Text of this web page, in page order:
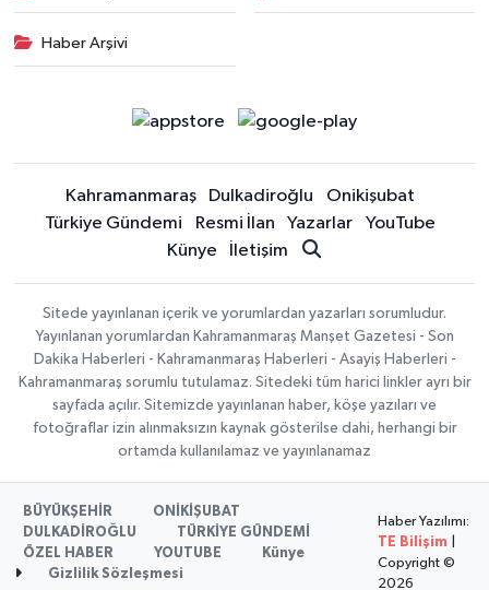
Haber Arşivi
Kahramanmaraş Dulkadiroğlu
Onikişubat
Türkiye Gündemi
Resmi İlan Yazarlar
YouTube
Künye
İletişim
Sitede yayınlanan içerik ve yorumlardan yazarları sorumludur.
Yayınlanan yorumlardan Kahramanmaraş Manşet Gazetesi - Son
Dakika Haberleri - Kahramanmaraş Haberleri - Asayiş Haberleri -
Kahramanmaraş sorumlu tutulamaz. Sitedeki tüm harici linkler ayrı bir
sayfada açılır. Sitemizde yayınlanan haber, köşe yazıları ve
fotoğraflar izin alınmaksızın kaynak gösterilse dahi, herhangi bir
ortamda kullanılamaz ve yayınlanamaz
BÜYÜKŞEHİR
ONİKİŞUBAT
DULKADİROĞLU
TÜRKİYE GÜNDEMİ
ÖZEL HABER
YOUTUBE
Künye
Gizlilik Sözleşmesi
Haber Yazılımı:
TE Bilişim
Copyright ©
2026